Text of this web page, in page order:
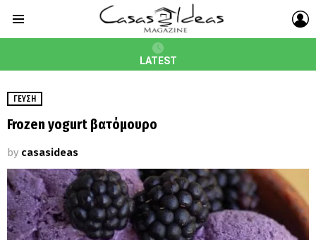
LATEST
ΓΕΎΣΗ
Frozen yogurt βατόμουρο
by casasideas